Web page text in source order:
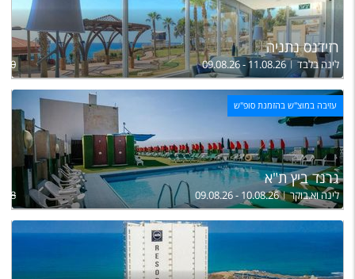
קרוז
מגזין אשת
שירות לקוחות
טופס צור קשר
תקנון
נגישות
עקבו אחרינו
רזידנס נתניה
לינה בלבד 09.08.26 - 11.08.26
530
עזיבה במוצ"ש בהזמנת סופ"ש
גרנד ביץ ת"א
לינה וא.בוקר 09.08.26 - 10.08.26